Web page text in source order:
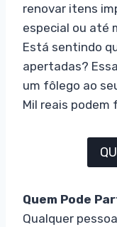
renovar itens
especial ou até
Está sentindo
apertadas?
um fôlego ao
Mil reais
Quem Pode
Qualquer